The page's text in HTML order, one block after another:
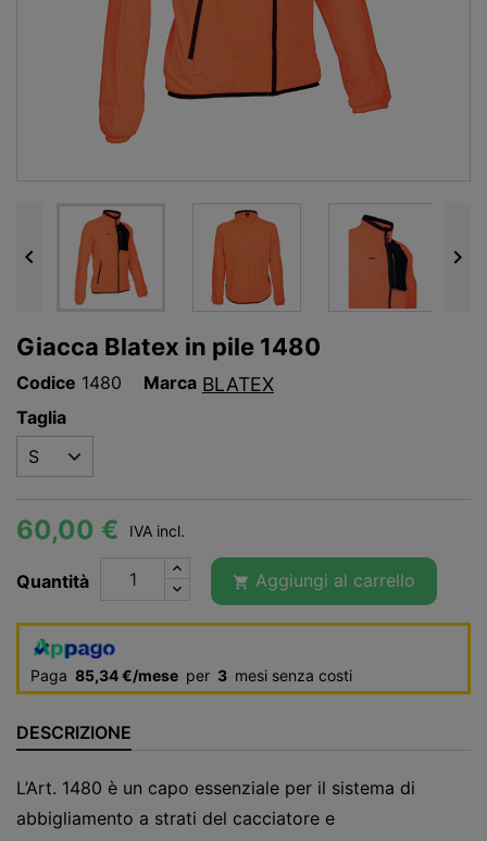
 
Giacca Blatex in pile 1480
Codice 1480 Marca BLATEX
Taglia
60,00 € IVA incl.
Quantità  Aggiungi al carrello
Paga 85,34 €/mese per 3 mesi senza costi
DESCRIZIONE
L’Art. 1480 è un capo essenziale per il sistema di
abbigliamento a strati del cacciatore e